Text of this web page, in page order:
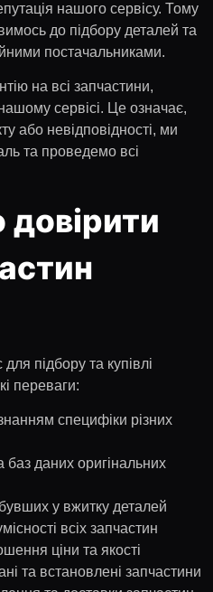
нашого сервісу. Тому
до підбору деталей та
постачальниками.
на всі запчастини,
сервісі. Це означає,
або невідповідності, ми
та проведемо всі
підбору та купівлі
переваги:
специфіки різних
баз даних оригінальних
у вжитку деталей
всіх запчастин
ціни та якості
та встановлені запчастини